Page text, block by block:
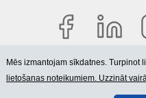
© 2006-2026
Mēs izmantojam sīkdatnes. Turpinot
lietošanas noteikumiem. Uzzināt